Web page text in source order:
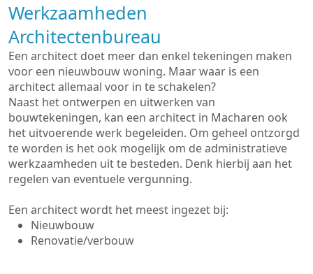
Werkzaamheden
Architectenbureau
Een architect doet meer dan enkel tekeningen maken
voor een nieuwbouw woning. Maar waar is een
architect allemaal voor in te schakelen?
Naast het ontwerpen en uitwerken van
bouwtekeningen, kan een architect in Macharen ook
het uitvoerende werk begeleiden. Om geheel ontzorgd
te worden is het ook mogelijk om de administratieve
werkzaamheden uit te besteden. Denk hierbij aan het
regelen van eventuele vergunning.
Een architect wordt het meest ingezet bij:
Nieuwbouw
Renovatie/verbouw